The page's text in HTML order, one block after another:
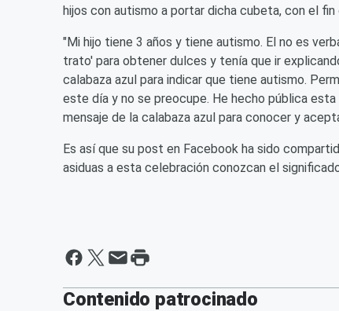
hijos con autismo a portar dicha cubeta, con el
"Mi hijo tiene 3 años y tiene autismo. El no es
trato' para obtener dulces y tenía que ir
calabaza azul para indicar que tiene autismo.
este día y no se preocupe. He hecho pública
mensaje de la calabaza azul para conocer y
Es así que su post en Facebook ha sido
asiduas a esta celebración conozcan el
Contenido patrocinado